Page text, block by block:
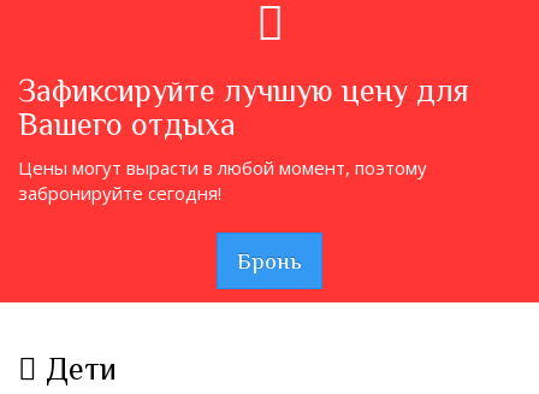
Зафиксируйте лучшую цену для
Вашего отдыха
Цены могут вырасти в любой момент, поэтому
забронируйте сегодня!
Бронь
Дети